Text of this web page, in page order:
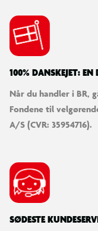
100% DANSKEJET:
Når du handler i BR,
Fondene til
A/S (CVR: 35954716).
SØDESTE